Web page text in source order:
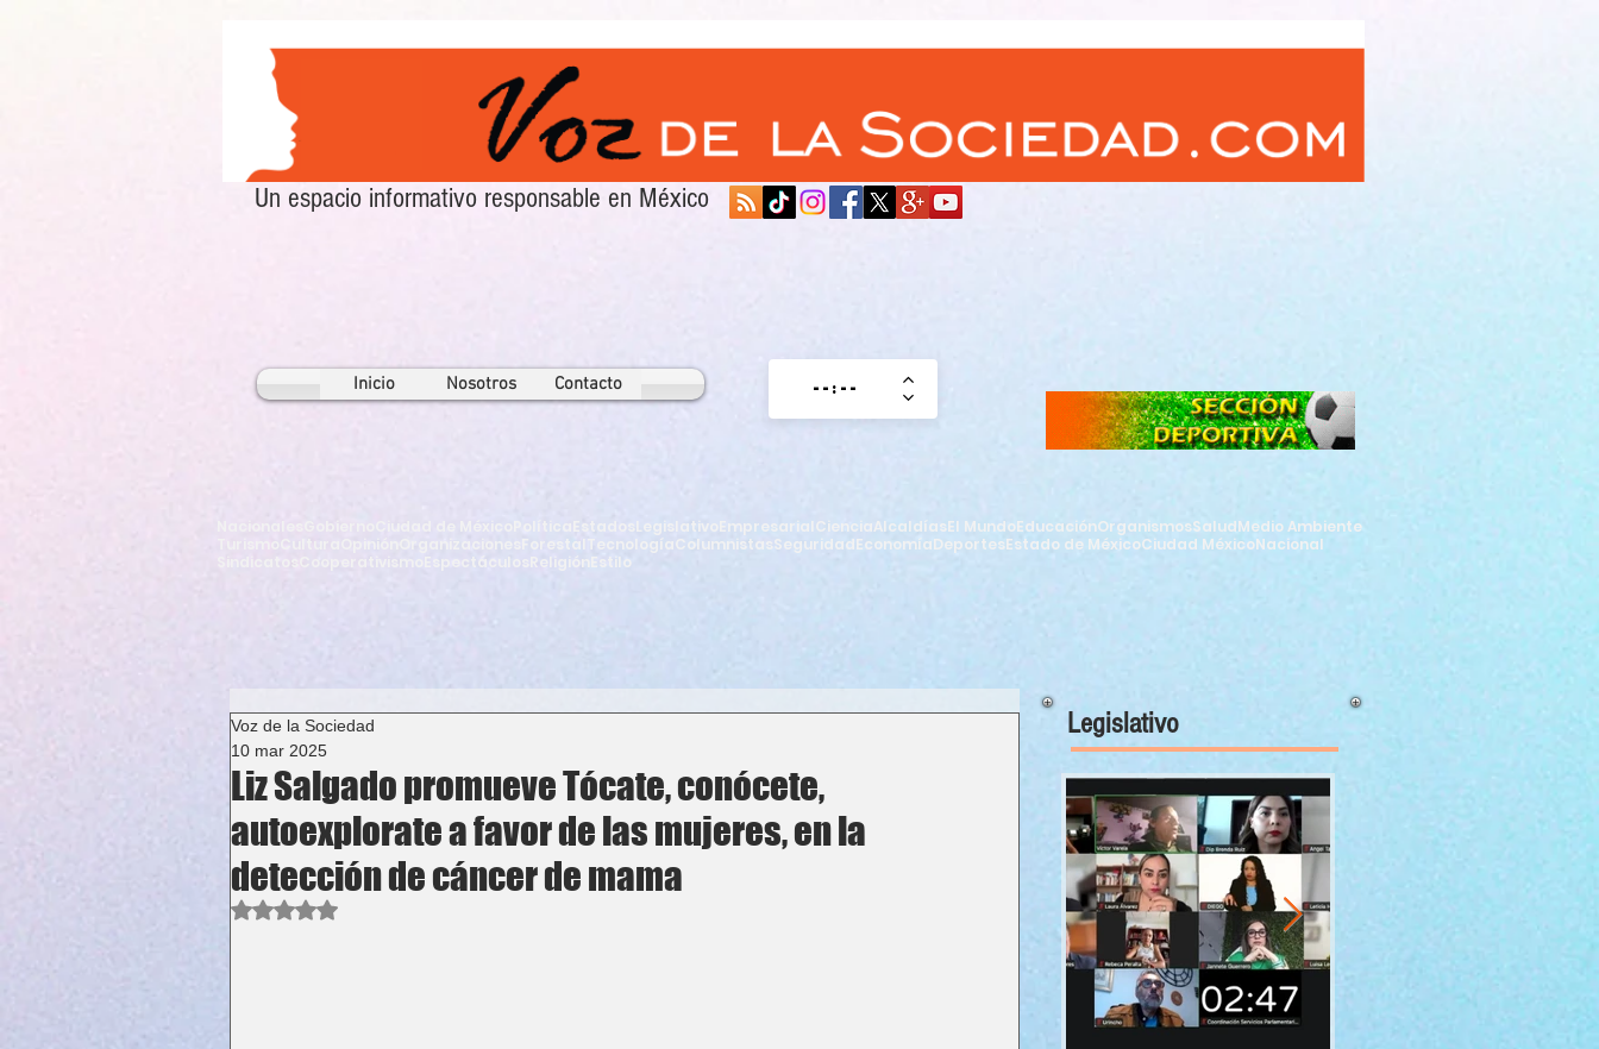
Un espacio informativo responsable en México
Inicio Nosotros Contacto
Estados Legislativo EmpresarialCienciaAlcaldíasEl MundoEducaciónOrganismosSaludMedio Ambiente
Organizaciones Forestal TecnologíaColumnistasSeguridadEconomíaDeportesEstado de MéxicoCiudad MéxicoNacional
Sindicatos
Cooperativismo Espectáculos Religión Estilo
Liz Salgado promueve Tócate, conócete,
autoexplorate a favor de las mujeres, en la
detección de cáncer de mama
Voz de la Sociedad
10 mar 2025
Obtuvo NaN de 5 estrellas.
Legislativo